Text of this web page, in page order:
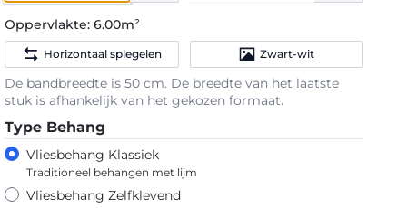
Oppervlakte:6.00m²
Horizontaal spiegelen Zwart-wit
De bandbreedte is 50 cm. De breedte van het laatste
stuk is afhankelijk van het gekozen formaat.
Type Behang
Vliesbehang Klassiek
Traditioneel behangen met lijm
Vliesbehang Zelfklevend